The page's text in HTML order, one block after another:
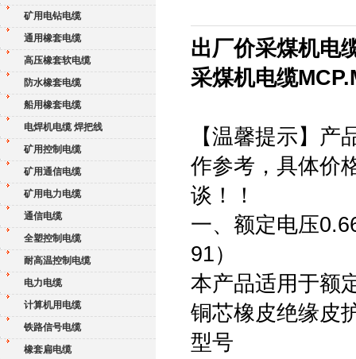
矿用电钻电缆
通用橡套电缆
高压橡套软电缆
防水橡套电缆
船用橡套电缆
电焊机电缆 焊把线
矿用控制电缆
矿用通信电缆
矿用电力电缆
通信电缆
全塑控制电缆
耐高温控制电缆
电力电缆
计算机用电缆
铁路信号电缆
橡套扁电缆
出厂价采煤机电
采煤机电缆
【温馨提示】
作参考，具体价
谈！！
一、额定电压
91）
本产品适用于额
铜芯橡皮绝缘皮
型号